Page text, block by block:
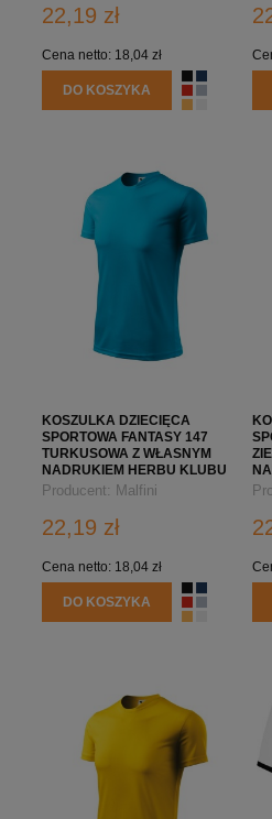
22,19 zł
Cena netto: 18,04 zł
DO KOSZYKA
KOSZULKA DZIECIĘCA
SPORTOWA FANTASY 147
TURKUSOWA Z WŁASNYM
NADRUKIEM HERBU KLUBU
Producent: Malfini
22,19 zł
Cena netto: 18,04 zł
DO KOSZYKA